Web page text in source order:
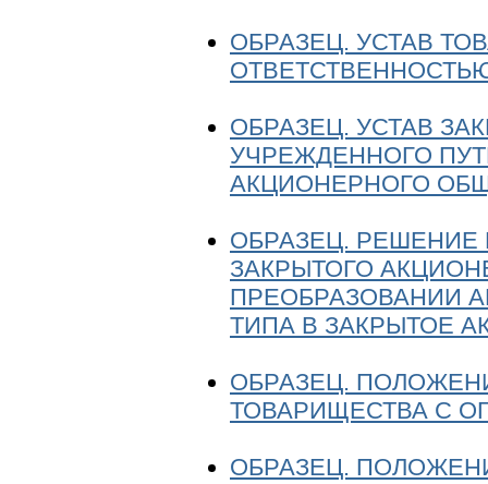
ОБРАЗЕЦ. УСТАВ
ОБРАЗЕЦ. УСТАВ
УЧРЕЖДЕННОГО
АКЦИОНЕРНОГО
ОБРАЗЕЦ. РЕШЕНИЕ
ЗАКРЫТОГО
ПРЕОБРАЗОВАНИИ
ТИПА В ЗАКРЫТОЕ
ОБРАЗЕЦ.
ТОВАРИЩЕСТВА С
ОБРАЗЕЦ.